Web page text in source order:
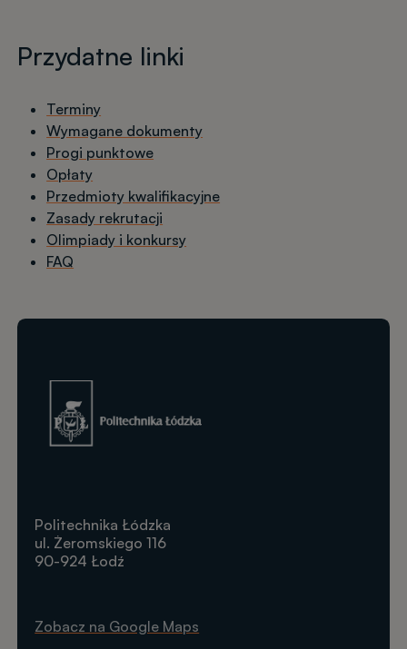
Przydatne linki
Terminy
Wymagane dokumenty
Progi punktowe
Opłaty
Przedmioty kwalifikacyjne
Zasady rekrutacji
Olimpiady i konkursy
FAQ
Obraz
Politechnika Łódzka
ul. Żeromskiego 116
90-924 Łodź
Zobacz na Google Maps